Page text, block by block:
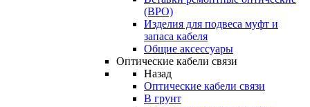
(ВРО)
Изделия для подвеса муфт и
запаса кабеля
Общие аксессуары
Оптические кабели связи
Назад
Оптические кабели связи
В грунт